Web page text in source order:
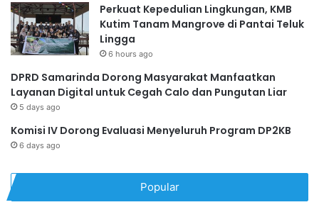
Perkuat Kepedulian Lingkungan, KMB
Kutim Tanam Mangrove di Pantai Teluk
Lingga
6 hours ago
DPRD Samarinda Dorong Masyarakat Manfaatkan
Layanan Digital untuk Cegah Calo dan Pungutan Liar
5 days ago
Komisi IV Dorong Evaluasi Menyeluruh Program DP2KB
6 days ago
Popular